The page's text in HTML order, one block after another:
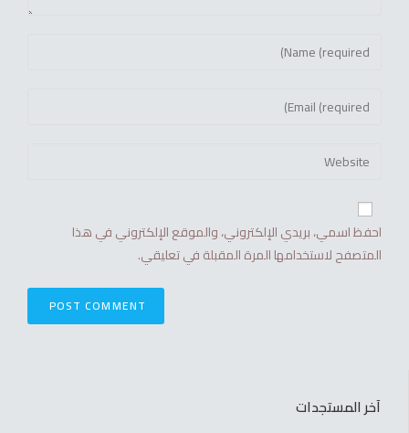
احفظ اسمي، بريدي الإلكتروني، والموقع الإلكتروني في هذا
المتصفح لاستخدامها المرة المقبلة في تعليقي.
آخر المستجدات